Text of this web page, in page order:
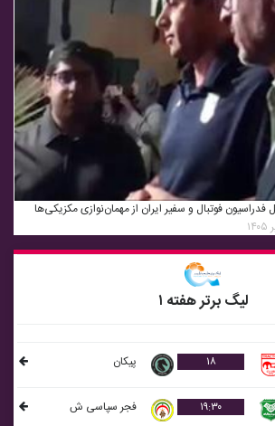
فدراسیون فوتبال و سفیر ایران از مهمان‌نوازی مکزیکی‌ها
لیگ برتر هفته ۱
۱۸ پيکان
۱۹:۳۰ فجر سپاسی ش